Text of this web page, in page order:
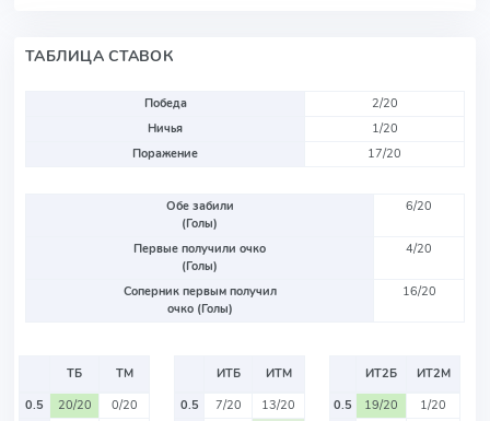
ТАБЛИЦА СТАВОК
Победа
2/20
Ничья
1/20
Поражение
17/20
Обе забили
(Голы)
6/20
Первые получили очко
(Голы)
4/20
Соперник первым получил
очко (Голы)
16/20
ТБ
ТМ
0.5
20/20
0/20
ИТБ
ИТМ
0.5
7/20
13/20
ИТ2Б
ИТ2М
0.5
19/20
1/20